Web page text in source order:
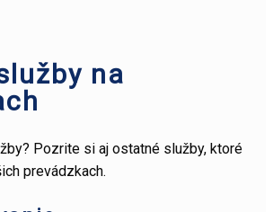
na
Pozrite si aj ostatné služby, ktoré
prevádzkach.